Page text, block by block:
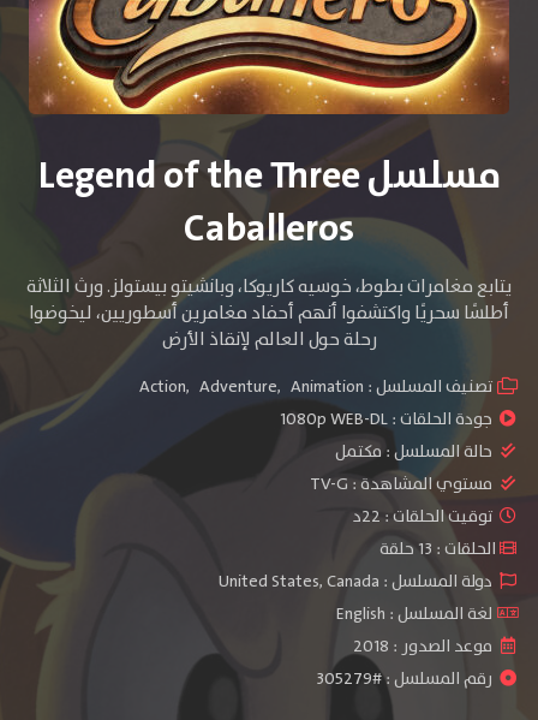
مسلسل Legend of the Three
Caballeros
يتابع مغامرات بطوط، خوسيه كاريوكا، وبانشيتو بيستولز. ورث الثلاثة
أطلسًا سحريًا واكتشفوا أنهم أحفاد مغامرين أسطوريين، ليخوضوا
رحلة حول العالم لإنقاذ الأرض
تصنيف المسلسل : Action, Adventure, Animation
جودة الحلقات :1080p WEB-DL
حالة المسلسل : مكتمل
مستوي المشاهدة : TV-G
توقيت الحلقات : 22د
الحلقات : 13 حلقة
دولة المسلسل : United States, Canada
لغة المسلسل : English
موعد الصدور : 2018
رقم المسلسل : #305279